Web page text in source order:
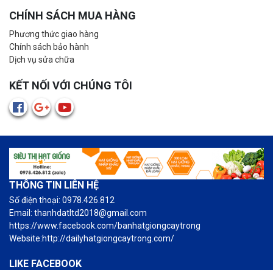
CHÍNH SÁCH MUA HÀNG
Phương thức giao hàng
Chính sách bảo hành
Dịch vụ sửa chữa
KẾT NỐI VỚI CHÚNG TÔI
THÔNG TIN LIÊN HỆ
Số điện thoại: 0978.426.812
Email: thanhdatltd2018@gmail.com
https://www.facebook.com/banhatgiongcaytrong
Website:http://dailyhatgiongcaytrong.com/
LIKE FACEBOOK